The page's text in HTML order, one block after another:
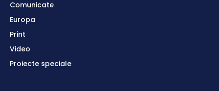
Comunicate
Europa
Print
Video
Proiecte speciale